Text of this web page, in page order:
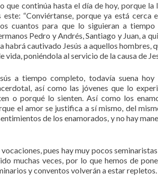
que continúa hasta el día de hoy, porque
“Conviértanse, porque ya está cerca
cuantos para que lo siguieran a
Pedro y Andrés, Santiago y Juan, a
habrá cautivado Jesús a aquellos
poniéndola al servicio de la causa de
a tiempo completo, todavía suena
así como las jóvenes que lo
o porqué lo sienten. Así como los
el amor se justifica a sí mismo, del
de los enamorados, y no hay
pues hay muy pocos
muchas veces, por lo que hemos de
y conventos volverán a estar